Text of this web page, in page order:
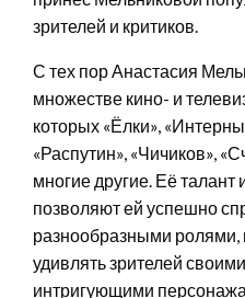
зрителей и критиков.
С тех пор Анастасия
множестве кино- и
которых «Ёлки»,
«Распутин», «Чичиков»,
многие другие. Её
позволяют ей успешно
разнообразными ролями,
удивлять зрителей
интригующими